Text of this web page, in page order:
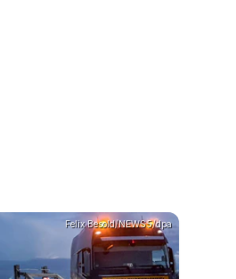
Felix Besold/NEWS5/dpa